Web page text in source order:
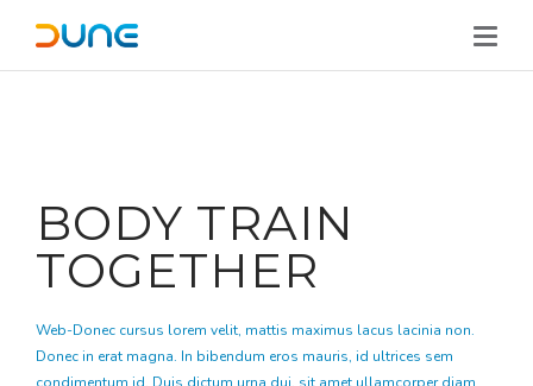
BODY TRAIN
TOGETHER
Web-Donec cursus lorem velit, mattis maximus lacus lacinia non.
Donec in erat magna. In bibendum eros mauris, id ultrices sem